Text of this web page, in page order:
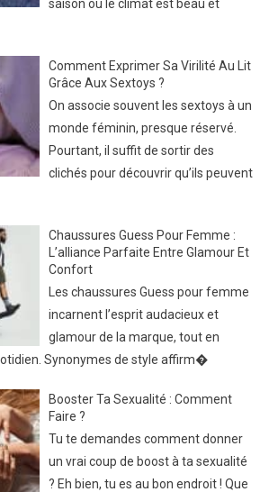
saison ou le climat est beau et
Comment Exprimer Sa Virilité Au Lit
Grâce Aux Sextoys ?
On associe souvent les sextoys à un
monde féminin, presque réservé.
Pourtant, il suffit de sortir des
clichés pour découvrir qu’ils peuvent
Chaussures Guess Pour Femme :
L’alliance Parfaite Entre Glamour Et
Confort
Les chaussures Guess pour femme
incarnent l’esprit audacieux et
glamour de la marque, tout en
Synonymes de style affirm�
Booster Ta Sexualité : Comment
Faire ?
Tu te demandes comment donner
un vrai coup de boost à ta sexualité
? Eh bien, tu es au bon endroit ! Que